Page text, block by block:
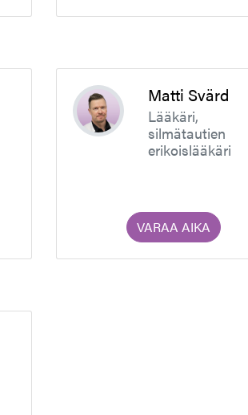
Matti Svärd
Lääkäri,
silmätautien
erikoislääkäri
VARAA AIKA